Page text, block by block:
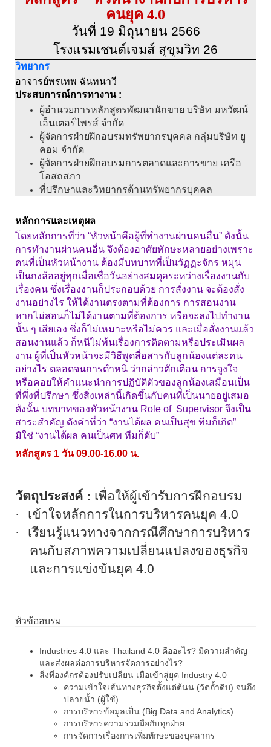
คนยุค 4.0
วันที่ 19 มิถุนายน 2566
โรงแรมเชนต์เจมส์ สุขุมวิท 26
วิทยากร
อาจารย์พรเทพ ฉันทนาวี
ประสบการณ์การทางาน :
ผู้อำนวยการหลักสูตรพัฒนานักขาย บริษัท มหวัฒน์
เอ็นเตอร์ไพรส์ จำกัด
ผู้จัดการฝ่ายฝึกอบรมทรัพยากรบุคคล กลุ่มบริษัท ยู
คอม จำกัด
ผู้จัดการฝ่ายฝึกอบรมการตลาดและการขาย เครือ
โอสถสภา
ที่ปรึกษาและวิทยากรด้านทรัพยากรบุคคล
หลักการและเหตุผล
โดยหลักการที่ว่า “หัวหน้าคือผู้ที่ทำงานผ่านคนอื่น” ดังนั้น
การทำงานผ่านคนอื่น จึงต้องอาศัยทักษะหลายอย่างเพราะ
คนที่เป็นหัวหน้างาน ต้องมีบทบาทที่เป็นวัฏฏะจักร หมุน
เป็นกงล้ออยู่ทุกเมื่อเชื่อวันอย่างสมดุลระหว่างเรื่องงานกับ
เรื่องคน ซึ่งเรื่องงานก็ประกอบด้วย การสั่งงาน จะต้องสั่ง
งานอย่างไร ให้ได้งานตรงตามที่ต้องการ การสอนงาน
หากไม่สอนก็ไม่ได้งานตามที่ต้องการ หรือจะลงไปทำงาน
นั้น ๆ เสียเอง ซึ่งก็ไม่เหมาะหรือไม่ควร และเมื่อสั่งงานแล้ว
สอนงานแล้ว ก็หนีไม่พ้นเรื่องการติดตามหรือประเมินผล
งาน ผู้ที่เป็นหัวหน้าจะมีวิธีพูดสื่อสารกับลูกน้องแต่ละคน
อย่างไร ตลอดจนการตำหนิ ว่ากล่าวตักเตือน การจูงใจ
หรือคอยให้คำแนะนำการปฏิบัติตัวของลูกน้องเสมือนเป็น
ที่พึ่งที่ปรึกษา ซึ่งสิ่งเหล่านี้เกิดขึ้นกับคนที่เป็นนายอยู่เสมอ
ดังนั้น บทบาทของหัวหน้างาน Role of Supervisor จึงเป็น
สาระสำคัญ ดังคำที่ว่า “งานได้ผล คนเป็นสุข ทีมก็เกิด”
มิใช่ “งานได้ผล คนเป็นศพ ทีมก็ดับ”
หลักสูตร 1 วัน 09.00-16.00 น.
วัตถุประสงค์ : เพื่อให้ผู้เข้ารับการฝึกอบรม
·
เข้าใจหลักการในการบริหารคนยุค 4.0
·
เรียนรู้แนวทางจากกรณีศึกษาการบริหาร
คนกับสภาพความเปลี่ยนแปลงของธุรกิจ
และการแข่งขันยุค 4.0
หัวข้ออบรม
Industries 4.0 และ Thailand 4.0 คืออะไร? มีความสำคัญ
และส่งผลต่อการบริหารจัดการอย่างไร?
สิ่งที่องค์กรต้องปรับเปลี่ยน เมื่อเข้าสู่ยุค Industry 4.0
ความเข้าใจเส้นทางธุรกิจตั้งแต่ต้นน (วัตถ้ำดิบ) จนถึง
ปลายน้ำ (ผู้ใช้)
การบริหารข้อมูลเป็น (Big Data and Analytics)
การบริหารความร่วมมือกับทุกฝ่าย
การจัดการเรื่องการเพิ่มทักษะของบุคลากร